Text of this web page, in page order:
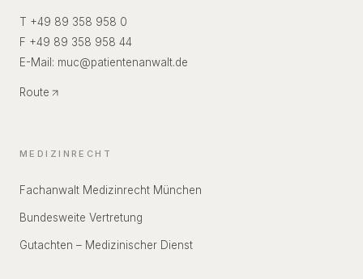
T +49 89 358 958 0
F +49 89 358 958 44
E-Mail: muc@patientenanwalt.de
Route
MEDIZINRECHT
Fachanwalt Medizinrecht München
Bundesweite Vertretung
Gutachten – Medizinischer Dienst